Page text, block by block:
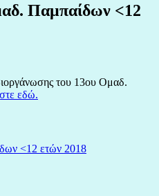
Παμπαίδων <12
του 13ου Ομαδ.
εδώ.
<12 ετών 2018